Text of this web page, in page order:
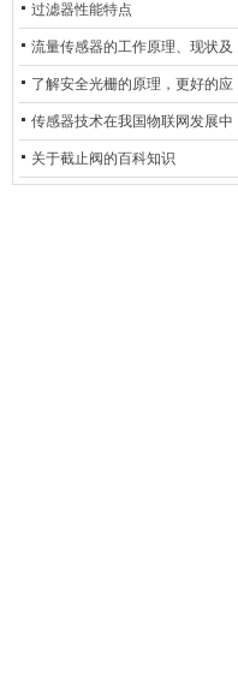
过滤器性能特点
流量传感器的工作原理、现状及
其发展前景
了解安全光栅的原理，更好的应
用安全光栅
传感器技术在我国物联网发展中
的地位*
关于截止阀的百科知识